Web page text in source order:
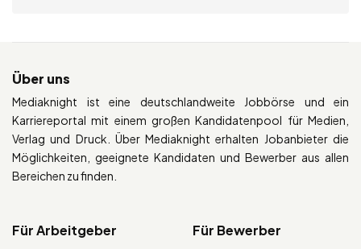
Über uns
Mediaknight ist eine deutschlandweite Jobbörse und ein
Karriereportal mit einem großen Kandidatenpool für Medien,
Verlag und Druck. Über Mediaknight erhalten Jobanbieter die
Möglichkeiten, geeignete Kandidaten und Bewerber aus allen
Bereichen zu finden.
Für Arbeitgeber Für Bewerber